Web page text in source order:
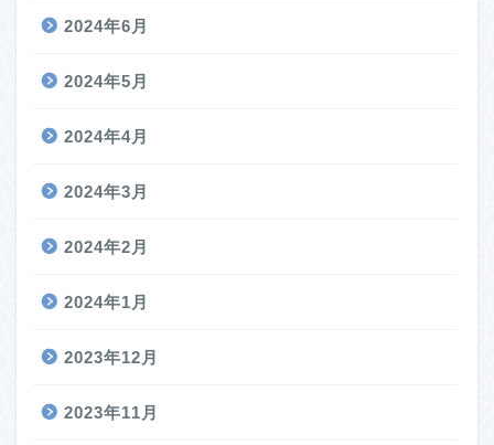
2024年6月
2024年5月
2024年4月
2024年3月
2024年2月
2024年1月
2023年12月
2023年11月